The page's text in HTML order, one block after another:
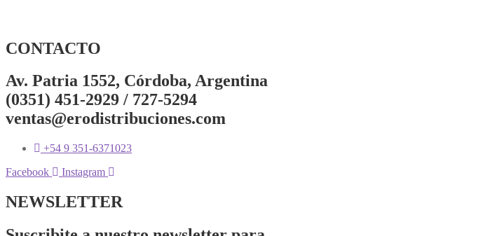
CONTACTO
Av. Patria 1552, Córdoba, Argentina
(0351) 451-2929 / 727-5294
ventas@erodistribuciones.com
+54 9 351-6371023
Facebook
Instagram
NEWSLETTER